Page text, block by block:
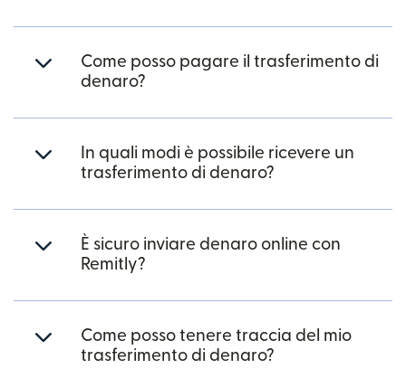
Come posso pagare il trasferimento di
denaro?
In quali modi è possibile ricevere un
trasferimento di denaro?
È sicuro inviare denaro online con
Remitly?
Come posso tenere traccia del mio
trasferimento di denaro?